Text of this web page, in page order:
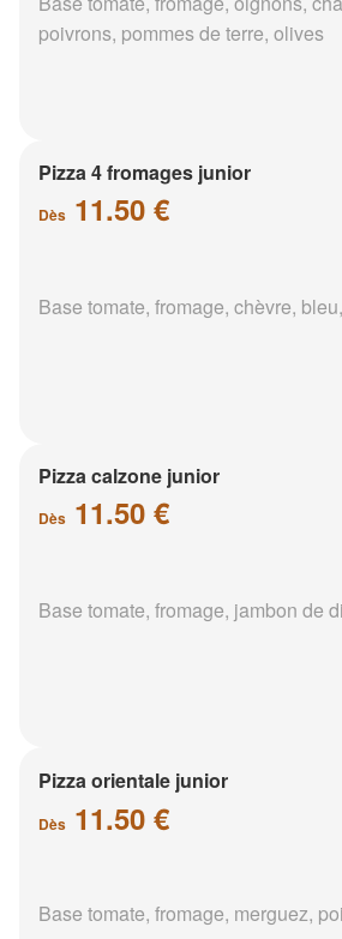
poivrons, pommes de terre, olives
Pizza 4 fromages junior
Dès 11.50 €
Base tomate, fromage, chèvre,
Pizza calzone junior
Dès 11.50 €
Base tomate, fromage, jambon de
Pizza orientale junior
Dès 11.50 €
Base tomate, fromage, merguez,